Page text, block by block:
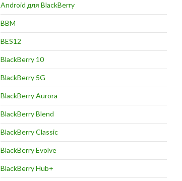
Android для BlackBerry
BBM
BES12
BlackBerry 10
BlackBerry 5G
BlackBerry Aurora
BlackBerry Blend
BlackBerry Classic
BlackBerry Evolve
BlackBerry Hub+